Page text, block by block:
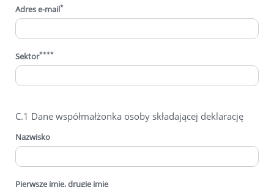
Adres e-mail*
Sektor****
C.1 Dane współmałżonka osoby składającej deklarację
Nazwisko
Pierwsze imię, drugie imię